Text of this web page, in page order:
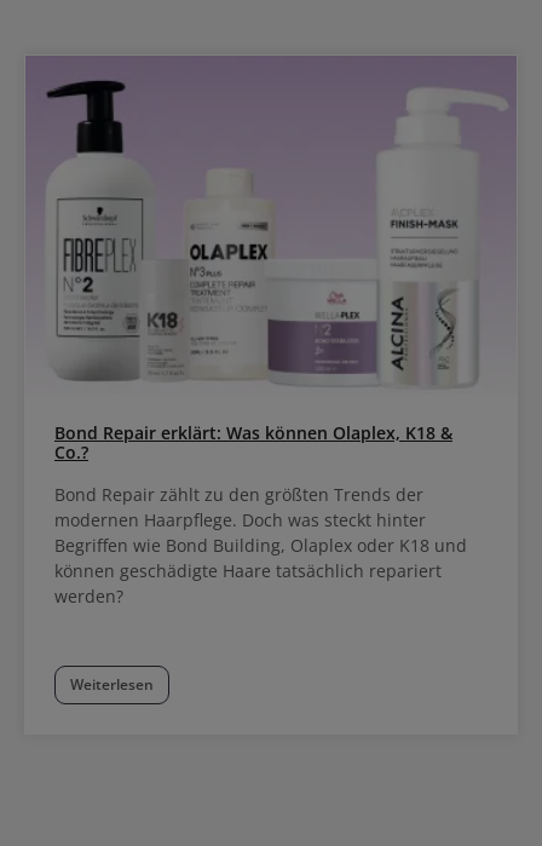
Bond Repair erklärt: Was können Olaplex, K18 &
Co.?
Bond Repair zählt zu den größten Trends der
modernen Haarpflege. Doch was steckt hinter
Begriffen wie Bond Building, Olaplex oder K18 und
können geschädigte Haare tatsächlich repariert
werden?
Weiterlesen